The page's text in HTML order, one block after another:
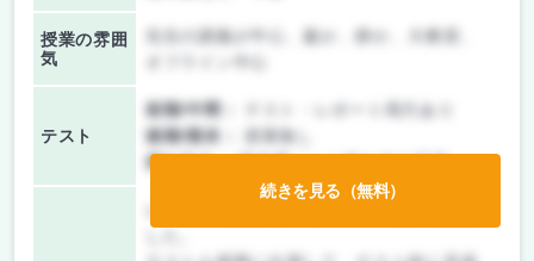
授業の雰囲
気
先生の講義が中心、厳か、静か、大教室、
テスト
前期/中間：
テスト・レポート両方あり
後期/期末：
授業無し
持ち込み：
続きを見る（無料）